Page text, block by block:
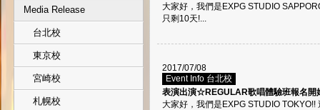
Media Release
台北校
東京校
宮崎校
札幌校
大家好，我們是EXPG STUDIO
只剩10天!...
2017/07/08
Event Info 台北校
表演出演☆REGULAR歌唱體驗班報名開
大家好，我們是EXPG STUDIO